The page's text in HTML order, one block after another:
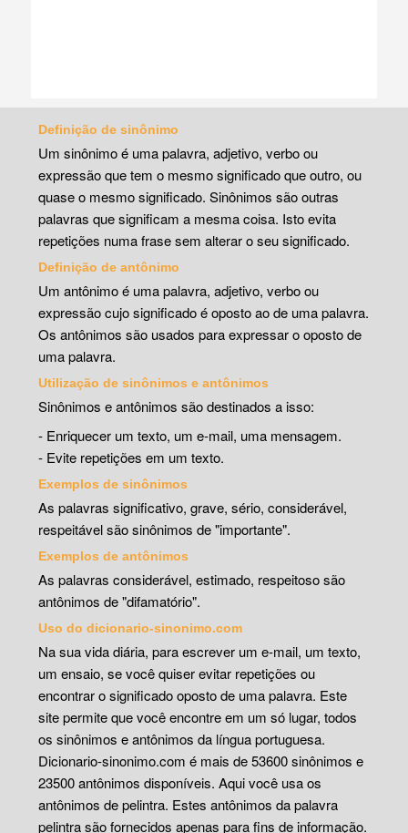
Definição de sinônimo
Um sinônimo é uma palavra, adjetivo, verbo ou
expressão que tem o mesmo significado que outro, ou
quase o mesmo significado. Sinônimos são outras
palavras que significam a mesma coisa. Isto evita
repetições numa frase sem alterar o seu significado.
Definição de antônimo
Um antônimo é uma palavra, adjetivo, verbo ou
expressão cujo significado é oposto ao de uma palavra.
Os antônimos são usados para expressar o oposto de
uma palavra.
Utilização de sinônimos e antônimos
Sinônimos e antônimos são destinados a isso:
- Enriquecer um texto, um e-mail, uma mensagem.
- Evite repetições em um texto.
Exemplos de sinônimos
As palavras significativo, grave, sério, considerável,
respeitável são sinônimos de "importante".
Exemplos de antônimos
As palavras considerável, estimado, respeitoso são
antônimos de "difamatório".
Uso do dicionario-sinonimo.com
Na sua vida diária, para escrever um e-mail, um texto,
um ensaio, se você quiser evitar repetições ou
encontrar o significado oposto de uma palavra. Este
site permite que você encontre em um só lugar, todos
os sinônimos e antônimos da língua portuguesa.
Dicionario-sinonimo.com é mais de 53600 sinônimos e
23500 antônimos disponíveis. Aqui você usa os
antônimos de pelintra. Estes antônimos da palavra
pelintra são fornecidos apenas para fins de informação.